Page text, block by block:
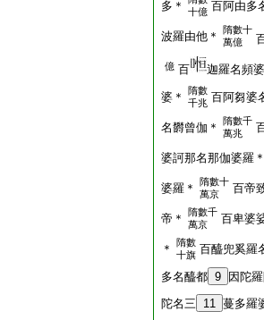
多＊
十億 百阿由多
波羅由他＊
隋數十
萬億
億 百 迦羅名頻
婆＊
隋數
千兆 百阿芻婆
名欝曾伽＊
隋數千
萬兆
婆訶那名那伽婆羅
婆羅＊
隋數十
萬京
百帝
帝＊
隋數千
萬京
百卑婆
＊
隋數
十旗 百醯兜奚羅
多名醯都 9
因陀
陀名三
11 蔓多羅